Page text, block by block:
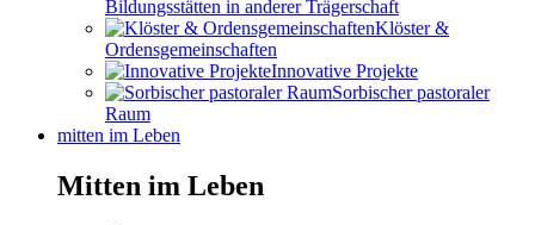
Bildungsstätten in anderer Trägerschaft
Klöster &
Ordensgemeinschaften
Innovative Projekte
Sorbischer pastoraler
Raum
mitten im Leben
Mitten im Leben